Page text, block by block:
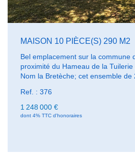
MAISON 10 PIÈCE(S) 290 M2
Bel emplacement sur la commune
proximité du Hameau de la
Nom la Bretèche; cet ensemble de
d'un accès privatif. Il comprend
, qui propose sur 2 niveaux 219
sous-sol total de 124 m², et un
qui porte l'ensemble à 390 m²
salon de 34 m² auprès de la
Ref. : 376
1 248 000 €
dont 4% TTC d'honoraires